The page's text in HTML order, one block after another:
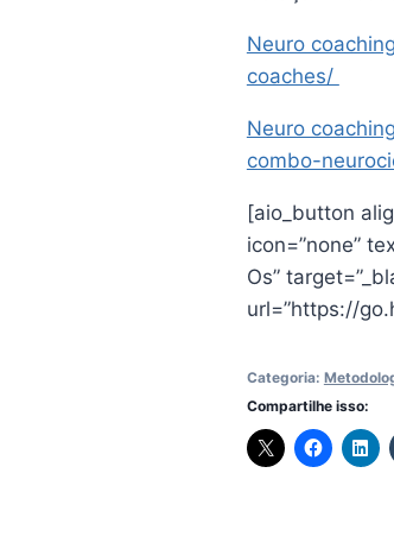
Neuro
coaches/
Neuro
combo-
[aio_button
icon=”none”
Os”
url=”https://
Categoria:
Compartilhe isso: